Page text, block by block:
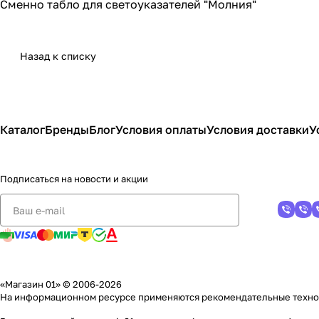
Сменно табло для светоуказателей "Молния"
Назад к списку
КаталогБрендыБлогУсловия оплатыУсловия доставки
Подписаться на новости и акции
«Магазин 01» © 2006-2026
На информационном ресурсе применяются рекомендательные